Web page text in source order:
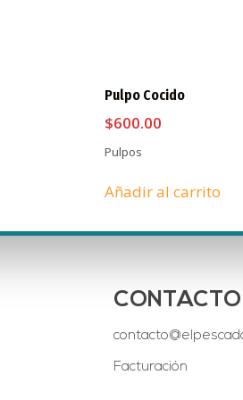
Pulpo Cocido
$600.00
Pulpos
Añadir al carrito
CONTACTO
Facturación